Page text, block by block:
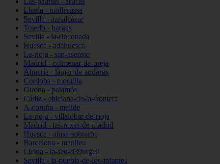
Lleida - mollerussa
Sevilla - aznalcázar
Toledo - bargas
Sevilla - la-rinconada
Huesca - adahuesca
La-rioja - san-asensio
Madrid - colmenar-de-oreja
Almería - láujar-de-andarax
Córdoba - montilla
Girona - palamós
Cádiz - chiclana-de-la-frontera
A-coruña - melide
La-rioja - villalobar-de-rioja
Madrid - las-rozas-de-madrid
Huesca - aínsa-sobrarbe
Barcelona - manlleu
Lleida - la-seu-d39urgell
Sevilla - la-puebla-de-los-infantes